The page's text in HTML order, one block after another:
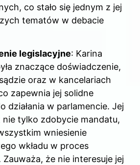
co stało się jednym z jej
tematów w debacie
legislacyjne: Karina
znaczące doświadczenie,
oraz w kancelariach
zapewnia jej solidne
działania w parlamencie. Jej
nie tylko zdobycie mandatu,
wniesienie
wkładu w proces
Zauważa, że nie interesuje jej